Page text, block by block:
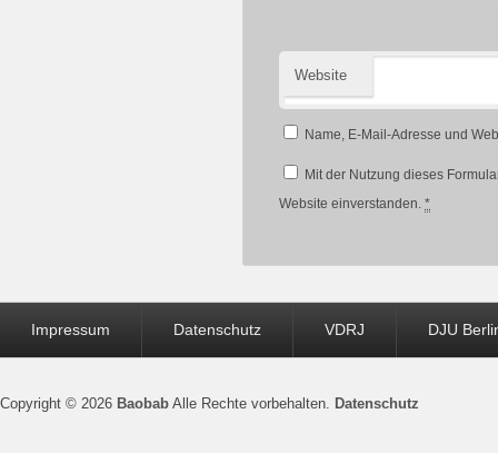
Website
Name, E-Mail-Adresse und
Mit der Nutzung dieses
Website einverstanden. *
MenüImpressum Datenschutz VDRJ DJU
Copyright © 2026 Baobab Alle Rechte vorbehalten. Datenschutz